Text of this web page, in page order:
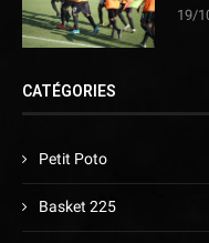
19/
CATÉGORIES
Petit Poto
Basket 225